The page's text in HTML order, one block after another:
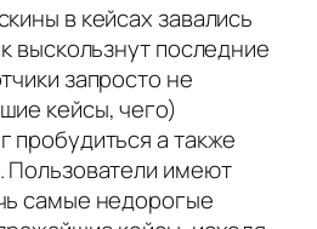
в кейсах завались
выскользнут последние
запросто не
кейсы, чего)
пробудиться а также
Пользователи имеют
самые недорогые